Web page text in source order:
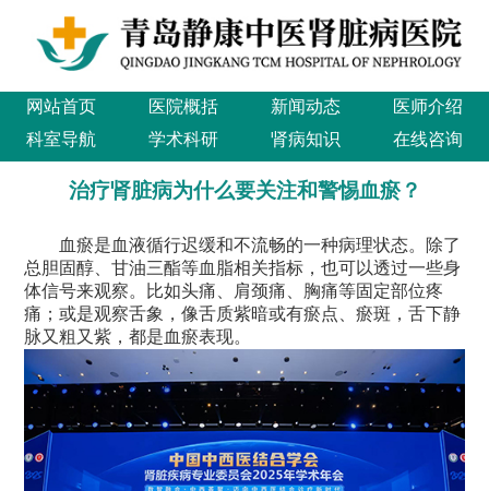
网站首页 医院概括 新闻动态
医师介绍
科室导航
学术科研 肾病知识 在线咨询
治疗肾脏病为什么要关注和警惕血瘀？
血瘀是血液循行迟缓和不流畅的一种病理状态。除了
总胆固醇、甘油三酯等血脂相关指标，也可以透过一些身
体信号来观察。比如头痛、肩颈痛、胸痛等固定部位疼
痛；或是观察舌象，像舌质紫暗或有瘀点、瘀斑，舌下静
脉又粗又紫，都是血瘀表现。